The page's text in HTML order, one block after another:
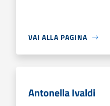
VAI ALLA PAGINA
Antonella Ivaldi